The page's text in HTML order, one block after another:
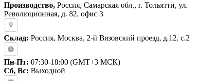
Производство, Россия, Самарская обл., г. Тольятти, ул.
Революционная, д. 82, офис 3
Склад: Россия, Москва, 2-й Вязовский проезд, д.12, с.2
Пн-Пт: 07:30-18:00 (GMT+3 МСК)
Сб, Вс: Выходной